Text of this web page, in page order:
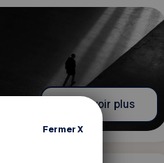
En savoir plus
FermerX